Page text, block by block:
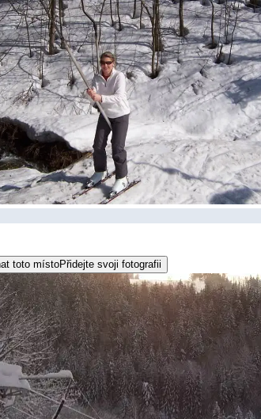
toto místoPřidejte svoji fotografii